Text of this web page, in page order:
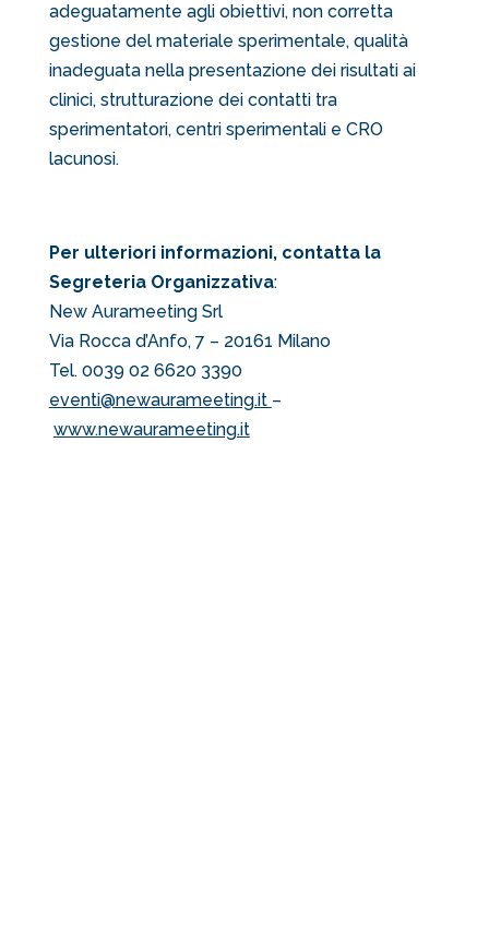
adeguatamente agli obiettivi, non corretta
gestione del materiale sperimentale, qualità
inadeguata nella presentazione dei risultati ai
clinici, strutturazione dei contatti tra
sperimentatori, centri sperimentali e CRO
lacunosi.
Per ulteriori informazioni, contatta la
Segreteria Organizzativa:
New Aurameeting Srl
Via Rocca d’Anfo, 7 – 20161 Milano
Tel. 0039 02 6620 3390
eventi@newaurameeting.it –
www.newaurameeting.it